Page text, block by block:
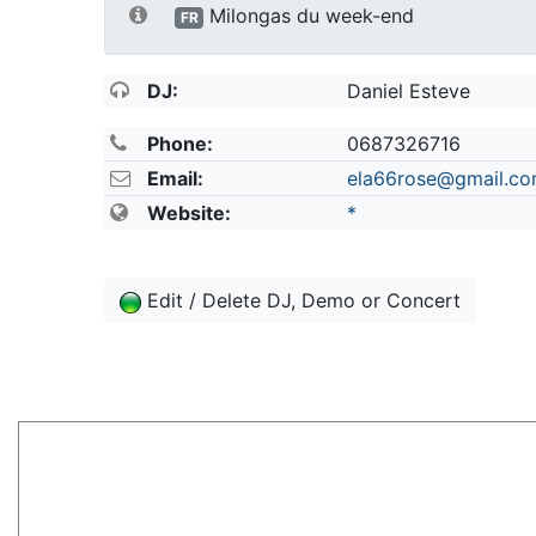
FR Milongas du week-end
DJ: Daniel Esteve
Phone:
0687326716
Email:
Website:
*
Edit / Delete DJ, Demo or Concert